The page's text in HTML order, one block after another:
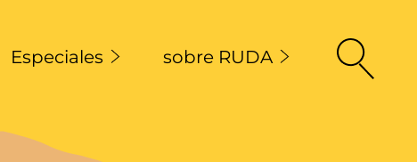
Especiales sobre RUDA